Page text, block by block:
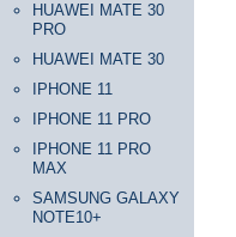
HUAWEI MATE 30
PRO
HUAWEI MATE 30
IPHONE 11
IPHONE 11 PRO
IPHONE 11 PRO
MAX
SAMSUNG GALAXY
NOTE10+